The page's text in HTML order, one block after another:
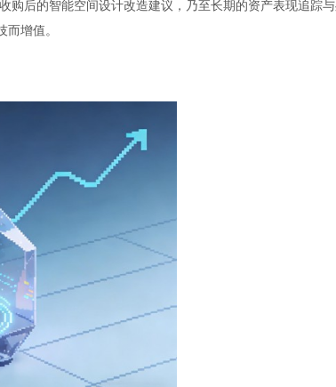
购后的智能空间设计改造建议，乃至长期的资产表现追踪
增值。